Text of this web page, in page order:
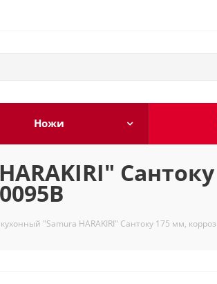
Ножи
"Samura HARAKIRI" Сантоку 175 мм,